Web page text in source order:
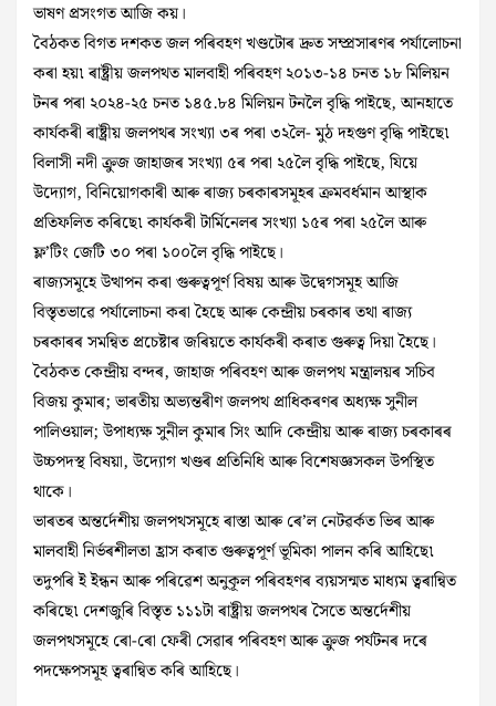
ভাষণ প্ৰসংগত আজি কয়।
বৈঠকত বিগত দশকত জল পৰিবহণ খণ্ডটোৰ দ্ৰুত সম্প্ৰসাৰণৰ পৰ্যালোচনা
কৰা হয়৷ ৰাষ্ট্ৰীয় জলপথত মালবাহী পৰিবহণ ২০১৩-১৪ চনত ১৮ মিলিয়ন
টনৰ পৰা ২০২৪-২৫ চনত ১৪৫.৮৪ মিলিয়ন টনলৈ বৃদ্ধি পাইছে, আনহাতে
কাৰ্যকৰী ৰাষ্ট্ৰীয় জলপথৰ সংখ্যা ৩ৰ পৰা ৩২লৈ- মুঠ দহগুণ বৃদ্ধি পাইছে৷
বিলাসী নদী ক্রুজ জাহাজৰ সংখ্যা ৫ৰ পৰা ২৫লৈ বৃদ্ধি পাইছে, যিয়ে
উদ্যোগ, বিনিয়োগকাৰী আৰু ৰাজ্য চৰকাৰসমূহৰ ক্ৰমবৰ্ধমান আস্থাক
প্রতিফলিত কৰিছে৷ কাৰ্যকৰী টার্মিনেলৰ সংখ্যা ১৫ৰ পৰা ২৫লৈ আৰু
ফ্ল’টিং জেটি ৩০ পৰা ১০০লৈ বৃদ্ধি পাইছে।
ৰাজ্যসমূহে উত্থাপন কৰা গুৰুত্বপূৰ্ণ বিষয় আৰু উদ্বেগসমূহ আজি
বিস্তৃতভাৱে পৰ্যালোচনা কৰা হৈছে আৰু কেন্দ্ৰীয় চৰকাৰ তথা ৰাজ্য
চৰকাৰৰ সমন্বিত প্ৰচেষ্টাৰ জৰিয়তে কাৰ্যকৰী কৰাত গুৰুত্ব দিয়া হৈছে।
বৈঠকত কেন্দ্ৰীয় বন্দৰ, জাহাজ পৰিবহণ আৰু জলপথ মন্ত্ৰালয়ৰ সচিব
বিজয় কুমাৰ; ভাৰতীয় অভ্যন্তৰীণ জলপথ প্ৰাধিকৰণৰ অধ্যক্ষ সুনীল
পালিওয়াল; উপাধ্যক্ষ সুনীল কুমাৰ সিং আদি কেন্দ্ৰীয় আৰু ৰাজ্য চৰকাৰৰ
উচ্চপদস্থ বিষয়া, উদ্যোগ খণ্ডৰ প্ৰতিনিধি আৰু বিশেষজ্ঞসকল উপস্থিত
থাকে।
ভাৰতৰ অন্তৰ্দেশীয় জলপথসমূহে ৰাস্তা আৰু ৰে’ল নেটৱৰ্কত ভিৰ আৰু
মালবাহী নিৰ্ভৰশীলতা হ্ৰাস কৰাত গুৰুত্বপূৰ্ণ ভূমিকা পালন কৰি আহিছে৷
তদুপৰি ই ইন্ধন আৰু পৰিৱেশ অনুকূল পৰিবহণৰ ব্যয়সন্মত মাধ্যম ত্বৰান্বিত
কৰিছে৷ দেশজুৰি বিস্তৃত ১১১টা ৰাষ্ট্ৰীয় জলপথৰ সৈতে অন্তর্দেশীয়
জলপথসমূহে ৰো-ৰো ফেৰী সেৱাৰ পৰিবহণ আৰু ক্রুজ পৰ্যটনৰ দৰে
পদক্ষেপসমূহ ত্বৰান্বিত কৰি আহিছে।